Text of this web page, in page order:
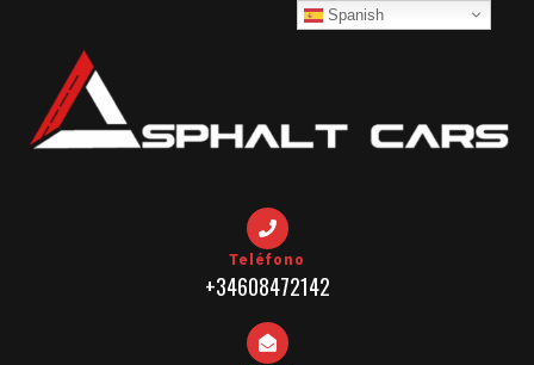
Teléfono
+34608472142
Spanish